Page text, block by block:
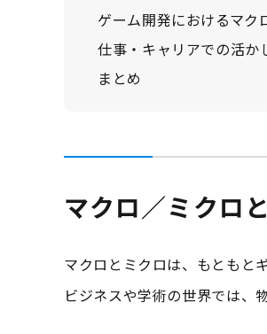
ゲーム開発におけるマク
仕事・キャリアでの活か
まとめ
マクロ／ミクロ
マクロとミクロは、もともと
ビジネスや学術の世界では、